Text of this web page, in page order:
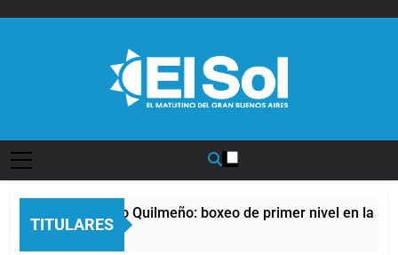
TITULARES
del Afro Quilmeño: boxeo de primer nivel en la sede de
Atrás